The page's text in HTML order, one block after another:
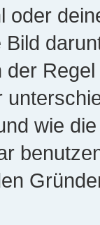
oder
der
wie